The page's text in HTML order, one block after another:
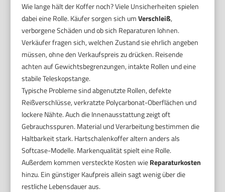
Wie lange hält der Koffer noch? Viele Unsicherheiten spielen
dabei eine Rolle. Käufer sorgen sich umVerschleiß,
verborgene Schäden und ob sich Reparaturen lohnen.
Verkäufer fragen sich, welchen Zustand sie ehrlich angeben
müssen, ohne den Verkaufspreis zu drücken. Reisende
achten auf Gewichtsbegrenzungen, intakte Rollen und eine
stabile Teleskopstange.
Typische Probleme sind abgenutzte Rollen, defekte
Reißverschlüsse, verkratzte Polycarbonat-Oberflächen und
lockere Nähte. Auch die Innenausstattung zeigt oft
Gebrauchsspuren. Material und Verarbeitung bestimmen die
Haltbarkeit stark. Hartschalenkoffer altern anders als
Softcase-Modelle. Markenqualität spielt eine Rolle.
Außerdem kommen versteckte Kosten wieReparaturkosten
hinzu. Ein günstiger Kaufpreis allein sagt wenig über die
restliche Lebensdauer aus.